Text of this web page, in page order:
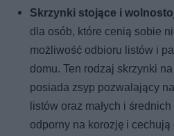
Skrzynki stojące i
dla osób, które cenią sobie
możliwość odbioru listów i
domu. Ten rodzaj skrzynki
posiada zsyp pozwalający
listów oraz małych i
odporny na korozję i